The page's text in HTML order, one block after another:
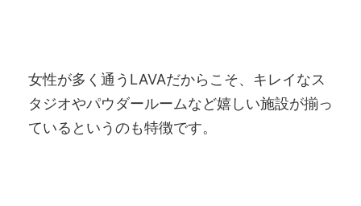
女性が多く通うLAVAだからこそ、キレイなス
タジオやパウダールームなど嬉しい施設が揃っ
ているというのも特徴です。